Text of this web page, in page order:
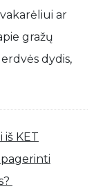
ar
gražų
dydis,
iš KET